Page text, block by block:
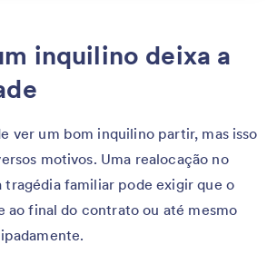
inquilino deixa a
ver um bom inquilino partir, mas isso
motivos. Uma realocação no
tragédia familiar pode exigir que o
ao final do contrato ou até mesmo